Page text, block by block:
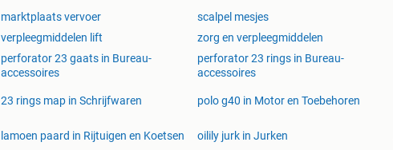
marktplaats vervoer scalpel mesjes
verpleegmiddelen lift zorg en verpleegmiddelen
perforator 23 gaats in Bureau-
accessoires
perforator 23 rings in Bureau-
accessoires
23 rings map in Schrijfwaren polo g40 in Motor en Toebehoren
lamoen paard in Rijtuigen en Koetsen oilily jurk in Jurken